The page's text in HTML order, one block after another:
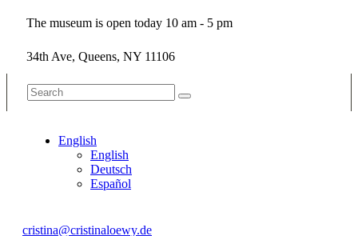
The museum is open today 10 am - 5 pm
34th Ave, Queens, NY 11106
English
English
Deutsch
Español
cristina@cristinaloewy.de